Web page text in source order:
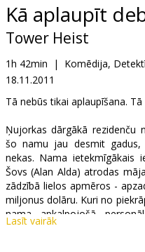
B2B
Kino
Klubs
Kā aplaupīt
Tower Heist
1h 42min | Komēdija,
18.11.2011
Tā nebūs tikai aplaupīšana.
Ņujorkas dārgākā rezidenču
šo namu jau desmit
nekas. Nama ietekmīgākais
Šovs (Alan Alda) atrodas
zādzībā lielos apmēros -
miljonus dolāru. Kuri no
nama apkalpojošā
ieguldītā naudiņa nu ir vējā.
Lasīt vairāk